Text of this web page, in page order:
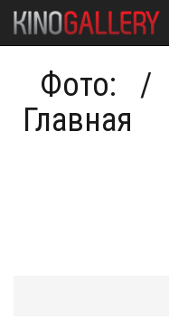
Фото:
Главная
/